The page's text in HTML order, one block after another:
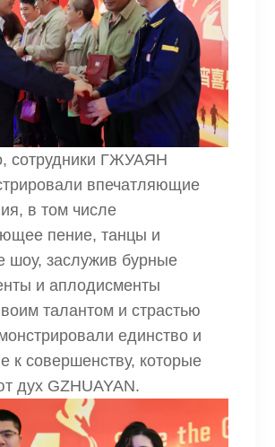
сотрудники ГЖУАЯН
впечатляющие
в том числе
пение, танцы и
шоу, заслужив бурные
и аплодисменты
талантом и страстью
единство и
к совершенству, которые
дух GZHUAYAN.